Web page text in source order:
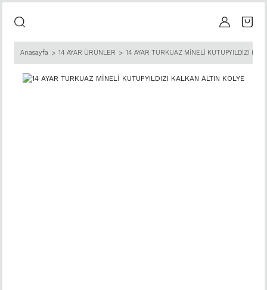
Anasayfa 14 AYAR ÜRÜNLER 14 AYAR TURKUAZ MİNELİ KUTUPYILDIZI